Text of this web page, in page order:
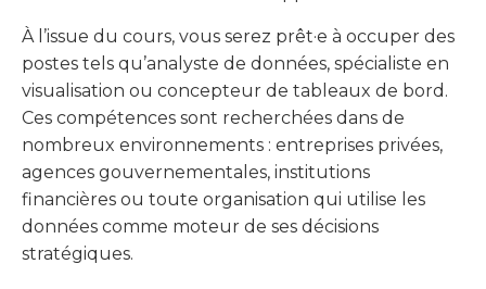
À l’issue du cours, vous serez prêt·e à occuper des
postes tels qu’analyste de données, spécialiste en
visualisation ou concepteur de tableaux de bord.
Ces compétences sont recherchées dans de
nombreux environnements : entreprises privées,
agences gouvernementales, institutions
financières ou toute organisation qui utilise les
données comme moteur de ses décisions
stratégiques.